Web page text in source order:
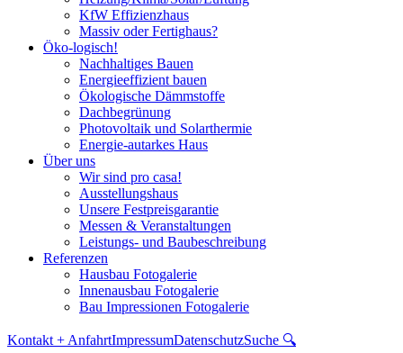
KfW Effizienzhaus
Massiv oder Fertighaus?
Öko-logisch!
Nachhaltiges Bauen
Energieeffizient bauen
Ökologische Dämmstoffe
Dachbegrünung
Photovoltaik und Solarthermie
Energie-autarkes Haus
Über uns
Wir sind pro casa!
Ausstellungshaus
Unsere Festpreisgarantie
Messen & Veranstaltungen
Leistungs- und Baubeschreibung
Referenzen
Hausbau Fotogalerie
Innenausbau Fotogalerie
Bau Impressionen Fotogalerie
Kontakt + AnfahrtImpressumDatenschutzSuche 🔍